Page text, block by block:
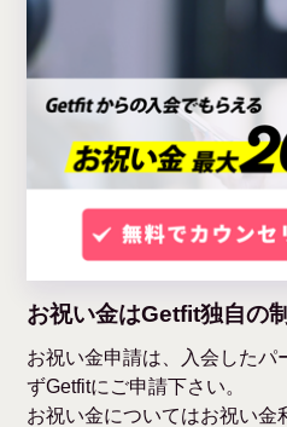
お祝い金はGetfit独自の
お祝い金申請は、入会したパ
ずGetfitにご申請下さい。
お祝い金についてはお祝い金